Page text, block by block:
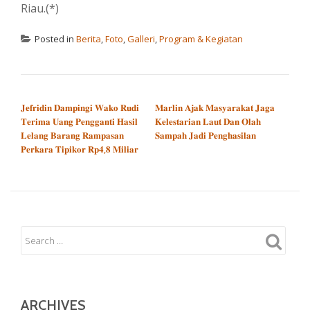
Riau.(*)
Posted in Berita,Foto,Galleri,Program & Kegiatan
𝐉𝐞𝐟𝐫𝐢𝐝𝐢𝐧 𝐃𝐚𝐦𝐩𝐢𝐧𝐠𝐢 𝐖𝐚𝐤𝐨 𝐑𝐮𝐝𝐢
𝐓𝐞𝐫𝐢𝐦𝐚 𝐔𝐚𝐧𝐠 𝐏𝐞𝐧𝐠𝐠𝐚𝐧𝐭𝐢 𝐇𝐚𝐬𝐢𝐥
𝐋𝐞𝐥𝐚𝐧𝐠 𝐁𝐚𝐫𝐚𝐧𝐠 𝐑𝐚𝐦𝐩𝐚𝐬𝐚𝐧
𝐏𝐞𝐫𝐤𝐚𝐫𝐚 𝐓𝐢𝐩𝐢𝐤𝐨𝐫 𝐑𝐩𝟒,𝟖 𝐌𝐢𝐥𝐢𝐚𝐫
𝐌𝐚𝐫𝐥𝐢𝐧 𝐀𝐣𝐚𝐤 𝐌𝐚𝐬𝐲𝐚𝐫𝐚𝐤𝐚𝐭 𝐉𝐚𝐠𝐚
𝐊𝐞𝐥𝐞𝐬𝐭𝐚𝐫𝐢𝐚𝐧 𝐋𝐚𝐮𝐭 𝐃𝐚𝐧 𝐎𝐥𝐚𝐡
𝐒𝐚𝐦𝐩𝐚𝐡 𝐉𝐚𝐝𝐢 𝐏𝐞𝐧𝐠𝐡𝐚𝐬𝐢𝐥𝐚𝐧
ARCHIVES